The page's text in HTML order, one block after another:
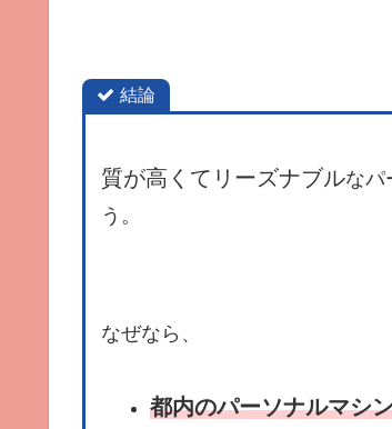
結論
質が高くてリーズナブルなパ
う。
なぜなら、
都内のパーソナルマシ